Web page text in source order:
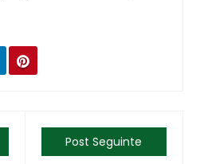
Post Seguinte